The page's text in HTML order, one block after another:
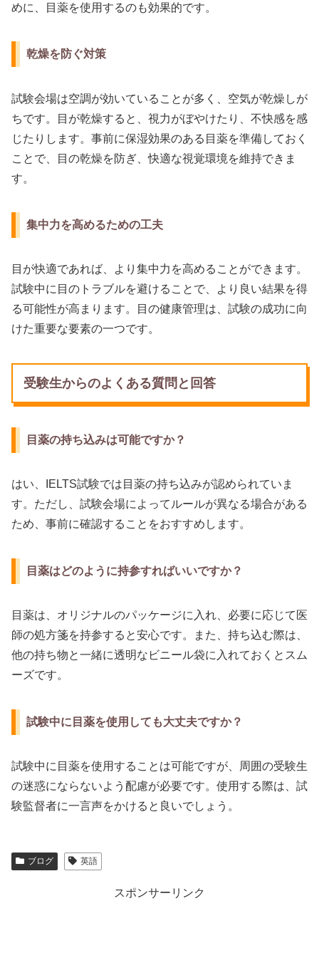
めに、目薬を使用するのも効果的です。
乾燥を防ぐ対策
試験会場は空調が効いていることが多く、空気が乾燥しが
ちです。目が乾燥すると、視力がぼやけたり、不快感を感
じたりします。事前に保湿効果のある目薬を準備しておく
ことで、目の乾燥を防ぎ、快適な視覚環境を維持できま
す。
集中力を高めるための工夫
目が快適であれば、より集中力を高めることができます。
試験中に目のトラブルを避けることで、より良い結果を得
る可能性が高まります。目の健康管理は、試験の成功に向
けた重要な要素の一つです。
受験生からのよくある質問と回答
目薬の持ち込みは可能ですか？
はい、IELTS試験では目薬の持ち込みが認められていま
す。ただし、試験会場によってルールが異なる場合がある
ため、事前に確認することをおすすめします。
目薬はどのように持参すればいいですか？
目薬は、オリジナルのパッケージに入れ、必要に応じて医
師の処方箋を持参すると安心です。また、持ち込む際は、
他の持ち物と一緒に透明なビニール袋に入れておくとスム
ーズです。
試験中に目薬を使用しても大丈夫ですか？
試験中に目薬を使用することは可能ですが、周囲の受験生
の迷惑にならないよう配慮が必要です。使用する際は、試
験監督者に一言声をかけると良いでしょう。
ブログ 英語
スポンサーリンク